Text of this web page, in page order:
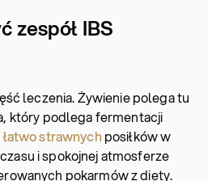
zespół IBS
leczenia. Żywienie polega tu
który podlega fermentacji
łatwo strawnych posiłków w
i spokojnej atmosferze
pokarmów z diety.